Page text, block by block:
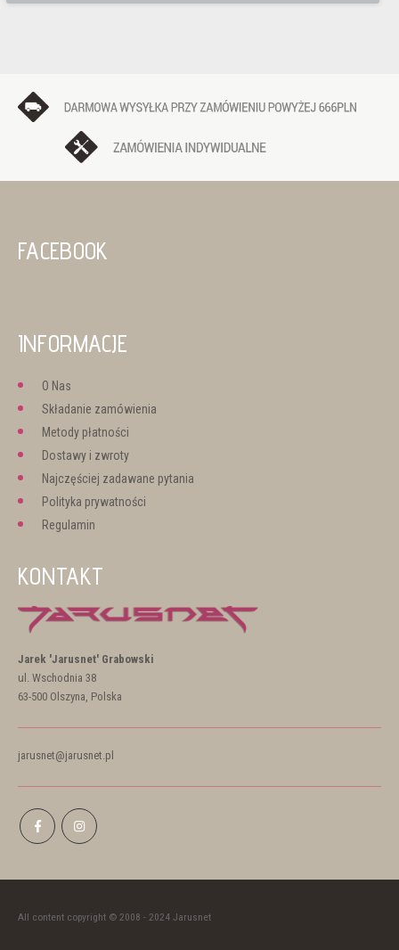
FACEBOOK
INFORMACJE
O Nas
Składanie zamówienia
Metody płatności
Dostawy i zwroty
Najczęściej zadawane pytania
Polityka prywatności
Regulamin
KONTAKT
Jarek 'Jarusnet' Grabowski
ul. Wschodnia 38
63-500 Olszyna, Polska
jarusnet@jarusnet.pl
All content copyright © 2008 - 2024 Jarusnet